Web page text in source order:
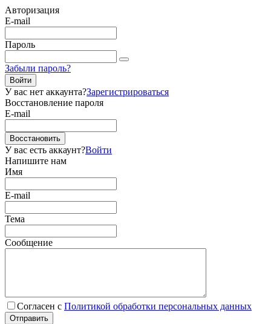
Авторизация
E-mail
Пароль
Забыли пароль?
Войти
У вас нет аккаунта?Зарегистрироваться
Восстановление пароля
E-mail
Восстановить
У вас есть аккаунт?Войти
Напишите нам
Имя
E-mail
Тема
Сообщение
Согласен с Политикой обработки персональных данных
Отправить